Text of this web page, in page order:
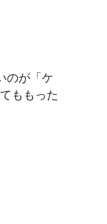
のが「ケ
ももった